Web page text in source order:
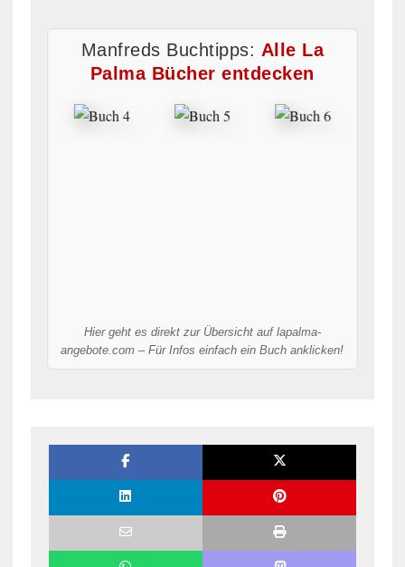
Manfreds Buchtipps: Alle La
Palma Bücher entdecken
Hier geht es direkt zur Übersicht auf lapalma-
angebote.com – Für Infos einfach ein Buch anklicken!